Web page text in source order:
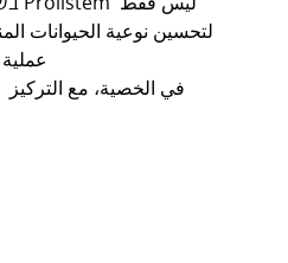
لتحسين نوعية الحيوانات
عملية